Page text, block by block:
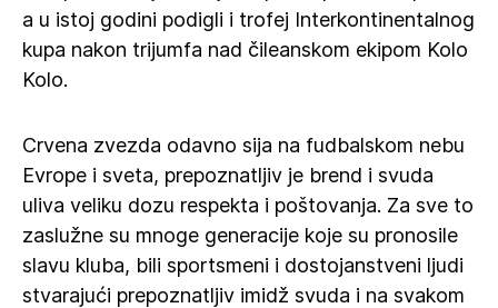
a u istoj godini podigli i trofej Interkontinentalnog
kupa nakon trijumfa nad čileanskom ekipom Kolo
Kolo.
Crvena zvezda odavno sija na fudbalskom nebu
Evrope i sveta, prepoznatljiv je brend i svuda
uliva veliku dozu respekta i poštovanja. Za sve to
zaslužne su mnoge generacije koje su pronosile
slavu kluba, bili sportsmeni i dostojanstveni ljudi
stvarajući prepoznatljiv imidž svuda i na svakom